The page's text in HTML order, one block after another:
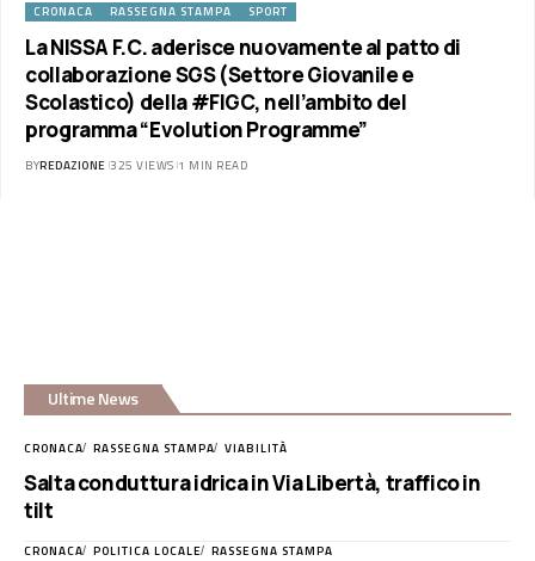
CRONACA RASSEGNA STAMPA SPORT
La NISSA F.C. aderisce nuovamente al patto di
collaborazione SGS (Settore Giovanile e
Scolastico) della #FIGC, nell’ambito del
programma “Evolution Programme”
BYREDAZIONE 325 VIEWS 1 MIN READ
Ultime News
CRONACA RASSEGNA STAMPA VIABILITÀ
Salta conduttura idrica in Via Libertà, traffico in
tilt
CRONACA POLITICA LOCALE RASSEGNA STAMPA